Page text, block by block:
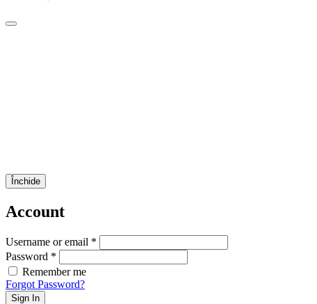
Închide
Account
Username or email *
Password *
Remember me
Forgot Password?
Sign In